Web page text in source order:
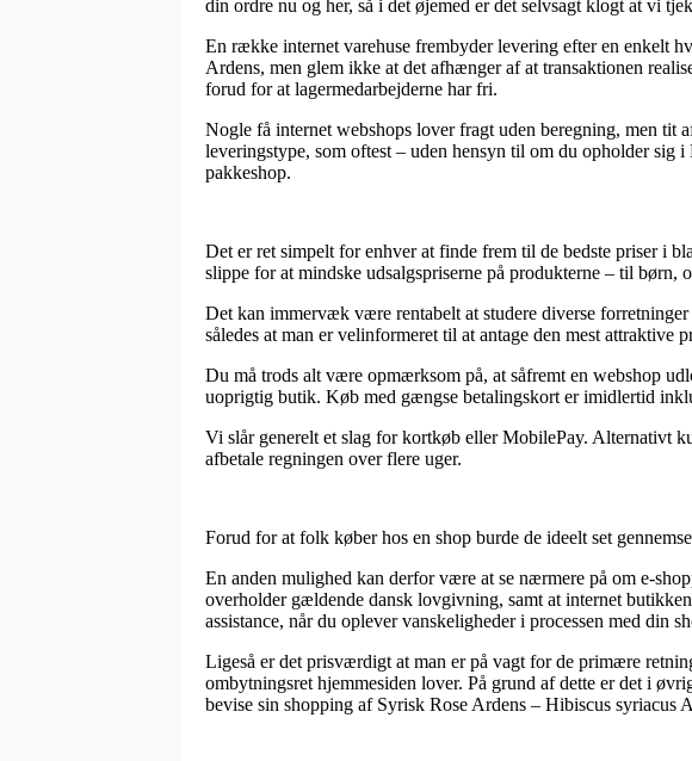
din ordre nu og her, så i det øjemed er det selvsagt klogt at vi
En række internet varehuse frembyder levering efter en enkelt
Ardens, men glem ikke at det afhænger af at transaktionen
forud for at lagermedarbejderne har fri.
Nogle få internet webshops lover fragt uden beregning, men
leveringstype, som oftest – uden hensyn til om du opholder
pakkeshop.
Det er ret simpelt for enhver at finde frem til de bedste priser i
slippe for at mindske udsalgspriserne på produkterne – til
Det kan immervæk være rentabelt at studere diverse
således at man er velinformeret til at antage den mest attraktive
Du må trods alt være opmærksom på, at såfremt en webshop
uoprigtig butik. Køb med gængse betalingskort er imidlertid
Vi slår generelt et slag for kortkøb eller MobilePay. Alternativt
afbetale regningen over flere uger.
Forud for at folk køber hos en shop burde de ideelt set
En anden mulighed kan derfor være at se nærmere på om e-
overholder gældende dansk lovgivning, samt at internet
assistance, når du oplever vanskeligheder i processen med din
Ligeså er det prisværdigt at man er på vagt for de primære
ombytningsret hjemmesiden lover. På grund af dette er det i
bevise sin shopping af Syrisk Rose Ardens – Hibiscus syriacus